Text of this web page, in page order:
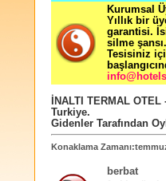
Kurumsal
Yıllık bir
garantisi.
silme
Tesisiniz
İNALTI TERMAL
Turkiye.
Gidenler Tarafından
Konaklama
berbat